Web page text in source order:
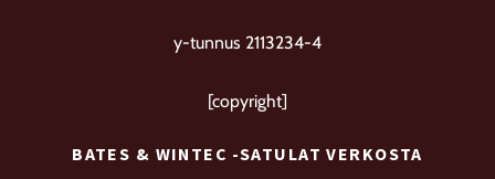
y-tunnus 2113234-4
[copyright]
BATES & WINTEC -SATULAT VERKOSTA